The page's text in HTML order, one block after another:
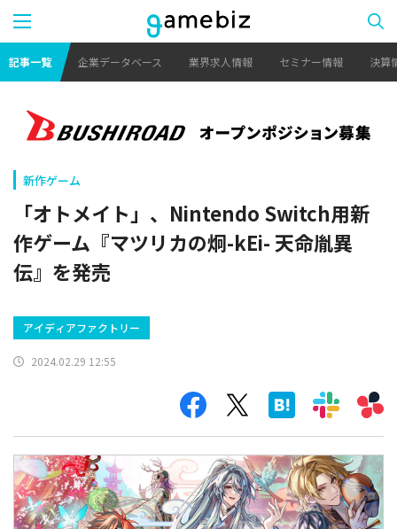
記事一覧 企業データベース 業界求人情報 セミナー情報 決算
新作ゲーム
「オトメイト」、Nintendo Switch用新
作ゲーム『マツリカの炯-kEi- 天命胤異
伝』を発売
アイディアファクトリー
2024.02.29 12:55